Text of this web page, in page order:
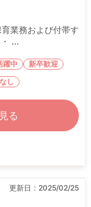
業務および付帯す
...
躍中
新卒歓迎
し
る
更新日： 2025/02/25